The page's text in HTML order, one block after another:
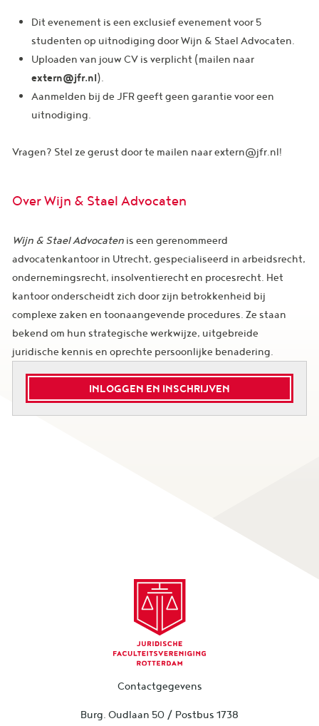
Dit evenement is een exclusief evenement voor 5
studenten op uitnodiging door Wijn & Stael Advocaten.
Uploaden van jouw CV is verplicht (mailen naar
extern@jfr.nl).
Aanmelden bij de JFR geeft geen garantie voor een
uitnodiging.
Vragen? Stel ze gerust door te mailen naar extern@jfr.nl!
Over Wijn & Stael Advocaten
Wijn & Stael Advocaten is een gerenommeerd
advocatenkantoor in Utrecht, gespecialiseerd in arbeidsrecht,
ondernemingsrecht, insolventierecht en procesrecht. Het
kantoor onderscheidt zich door zijn betrokkenheid bij
complexe zaken en toonaangevende procedures. Ze staan
bekend om hun strategische werkwijze, uitgebreide
juridische kennis en oprechte persoonlijke benadering.
INLOGGEN EN INSCHRIJVEN
Contactgegevens
Burg. Oudlaan 50 / Postbus 1738